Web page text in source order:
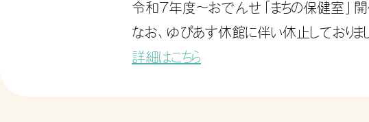
令和7年度～おでんせ「まちの保健室」開
なお、ゆぴあす休館に伴い休止しておりま
詳細はこちら